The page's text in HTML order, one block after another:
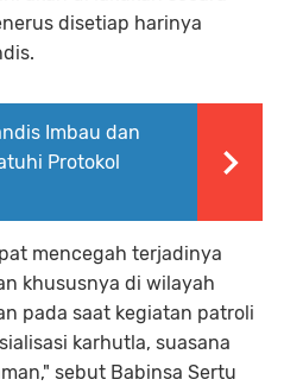
disetiap harinya
Imbau dan
Protokol
mencegah terjadinya
khususnya di wilayah
pada saat kegiatan patroli
karhutla, suasana
sebut Babinsa Sertu